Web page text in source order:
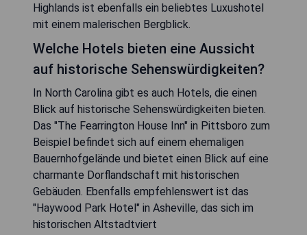
Highlands ist ebenfalls ein beliebtes Luxushotel
mit einem malerischen Bergblick.
Welche Hotels bieten eine Aussicht
auf historische Sehenswürdigkeiten?
In North Carolina gibt es auch Hotels, die einen
Blick auf historische Sehenswürdigkeiten bieten.
Das "The Fearrington House Inn" in Pittsboro zum
Beispiel befindet sich auf einem ehemaligen
Bauernhofgelände und bietet einen Blick auf eine
charmante Dorflandschaft mit historischen
Gebäuden. Ebenfalls empfehlenswert ist das
"Haywood Park Hotel" in Asheville, das sich im
historischen Altstadtviert